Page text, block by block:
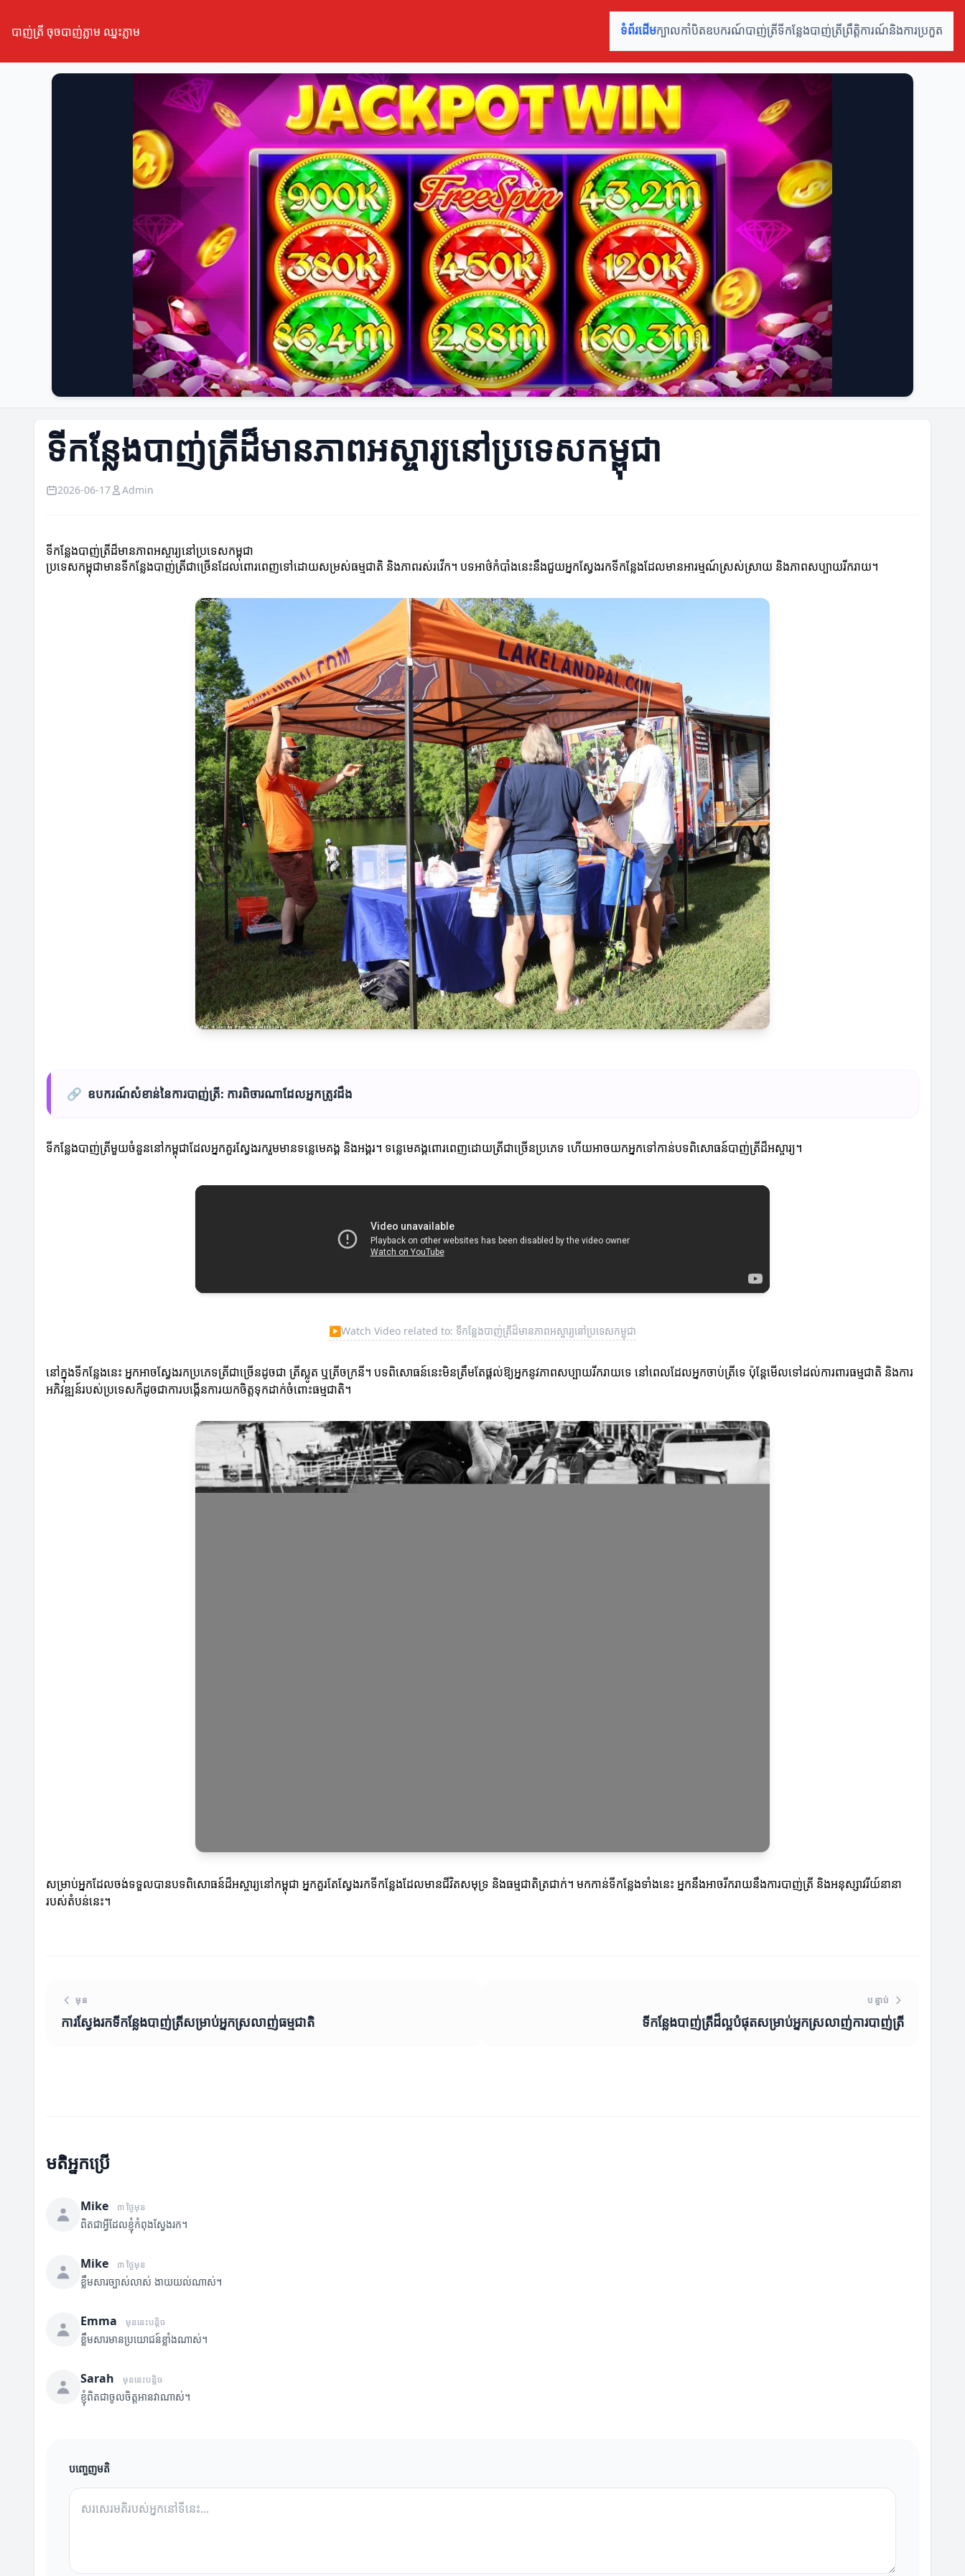
បាញ់ត្រី ចុចបាញ់ភ្លាម ឈ្នះភ្លាម ទំព័រដើមក្បាលកាំបិតឧបករណ៍បាញ់ត្រីទីកន្លែងបាញ់ត្រីព្រឹត្តិការណ៍និងការប្រកួត
ទីកន្លែងបាញ់ត្រីដ៏មានភាពអស្ចារ្យនៅប្រទេសកម្ពុជា
2026-06-17 Admin
ទីកន្លែងបាញ់ត្រីដ៏មានភាពអស្ចារ្យនៅប្រទេសកម្ពុជា
ប្រទេសកម្ពុជាមានទីកន្លែងបាញ់ត្រីជាច្រើនដែលពោរពេញទៅដោយសម្រស់ធម្មជាតិ និងភាពរស់រវើក។ បទអាថ៌កំបាំងនេះនឹងជួយអ្នកស្វែងរកទីកន្លែងដែលមានអារម្មណ៍ស្រស់ស្រាយ និងភាពសប្បាយរីករាយ។
🔗 ឧបករណ៍សំខាន់នៃការបាញ់ត្រី: ការពិចារណាដែលអ្នកត្រូវដឹង
ទីកន្លែងបាញ់ត្រីមួយចំនួននៅកម្ពុជាដែលអ្នកគួរស្វែងរករួមមានទន្លេមេគង្គ និងអង្គរ។ ទន្លេមេគង្គពោរពេញដោយត្រីជាច្រើនប្រភេទ ហើយអាចយកអ្នកទៅកាន់បទពិសោធន៍បាញ់ត្រីដ៏អស្ចារ្យ។
▶Watch Video related to: ទីកន្លែងបាញ់ត្រីដ៏មានភាពអស្ចារ្យនៅប្រទេសកម្ពុជា
នៅក្នុងទីកន្លែងនេះ អ្នកអាចស្វែងរកប្រភេទត្រីជាច្រើនដូចជា ត្រីស្លូត ឬត្រីចក្រនី។ បទពិសោធន៍នេះមិនត្រឹមតែផ្តល់ឱ្យអ្នកនូវភាពសប្បាយរីករាយទេ នៅពេលដែលអ្នកចាប់ត្រីទេ ប៉ុន្តែមើលទៅដល់ការពារធម្មជាតិ និងការ
អភិវឌ្ឍន៍របស់ប្រទេសក៏ដូចជាការបង្កើនការយកចិត្តទុកដាក់ចំពោះធម្មជាតិ។
សម្រាប់អ្នកដែលចង់ទទួលបានបទពិសោធន៍ដ៏អស្ចារ្យនៅកម្ពុជា អ្នកគួរតែស្វែងរកទីកន្លែងដែលមានជីវិតសមុទ្រ និងធម្មជាតិត្រជាក់។ មកកាន់ទីកន្លែងទាំងនេះ អ្នកនឹងអាចរីករាយនឹងការបាញ់ត្រី និងអនុស្សាវរីយ៍នានា
របស់តំបន់នេះ។
មុន
ការស្វែងរកទីកន្លែងបាញ់ត្រីសម្រាប់អ្នកស្រលាញ់ធម្មជាតិ
បន្ទាប់
ទីកន្លែងបាញ់ត្រីដ៏ល្អបំផុតសម្រាប់អ្នកស្រលាញ់ការបាញ់ត្រី
មតិអ្នកប្រើ
Mike ៣ ថ្ងៃមុន
ពិតជាអ្វីដែលខ្ញុំកំពុងស្វែងរក។
Mike ៣ ថ្ងៃមុន
ខ្លឹមសារច្បាស់លាស់ ងាយយល់ណាស់។
Emma មុននេះបន្តិច
ខ្លឹមសារមានប្រយោជន៍ខ្លាំងណាស់។
Sarah មុននេះបន្តិច
ខ្ញុំពិតជាចូលចិត្តអានវាណាស់។
បញ្ចេញមតិ